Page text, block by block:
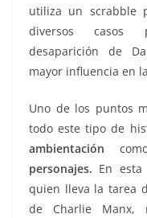
utiliza un scrabble
diversos casos
desaparición de
mayor influencia en
Uno de los puntos
todo este tipo de
ambientación
personajes. En
quien lleva la tarea
de Charlie Manx,